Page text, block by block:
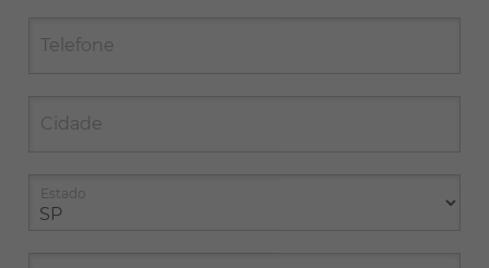
Telefone
Cidade
Estado